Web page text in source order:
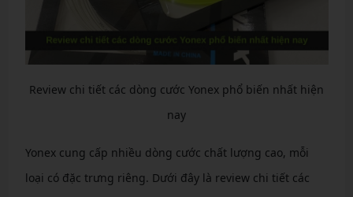
Review chi tiết các dòng cước Yonex phổ biến nhất hiện
nay
Yonex cung cấp nhiều dòng cước chất lượng cao, mỗi
loại có đặc trưng riêng. Dưới đây là review chi tiết các